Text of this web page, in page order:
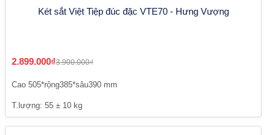
Két sắt Việt Tiệp đúc đặc VTE70 - Hưng Vượng
2.899.000₫3.900.000₫
Cao 505*rộng385*sâu390 mm
T.lượng: 55 ± 10 kg